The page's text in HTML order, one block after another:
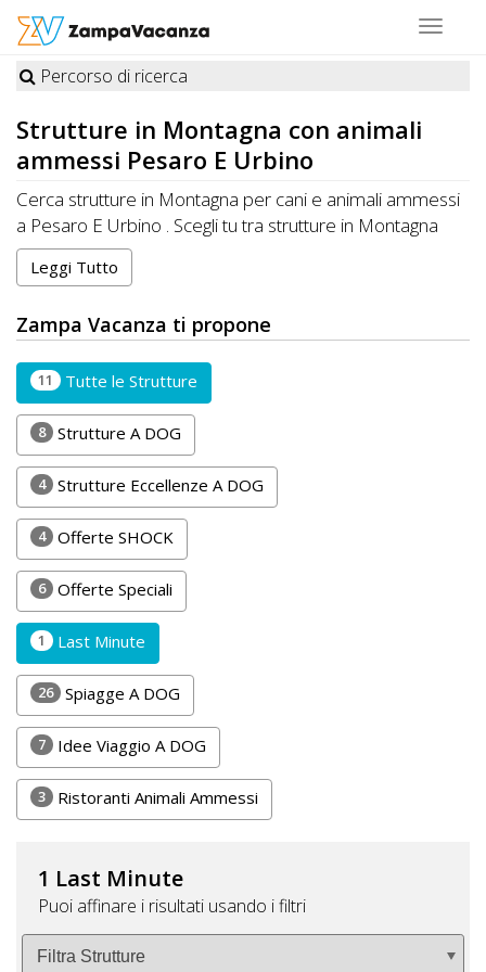
Toggle
STRUTTURE
A
LUOGHI
DOG
OFFERTE
A
DOG
INFO
A
DOG
CHIEDI
CODICE
SCONTO
Video
Tutorial
Percorso di ricerca
Strutture in Montagna con animali
ammessi Pesaro E Urbino
Cerca strutture in Montagna per cani e animali ammessi
a Pesaro E Urbino . Scegli tu tra strutture in Montagna
specializzate e premiate da Zampa Vacanza o in
Montagna che accettano cani, gatti e altri animali a
Leggi Tutto
Zampa Vacanza ti propone
11 Tutte le Strutture
8 Strutture A DOG
4 Strutture Eccellenze A DOG
4 Offerte SHOCK
6 Offerte Speciali
1 Last Minute
26 Spiagge A DOG
7 Idee Viaggio A DOG
3 Ristoranti Animali Ammessi
1 Last Minute
Puoi affinare i risultati usando i filtri